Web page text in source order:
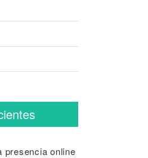
presencia online